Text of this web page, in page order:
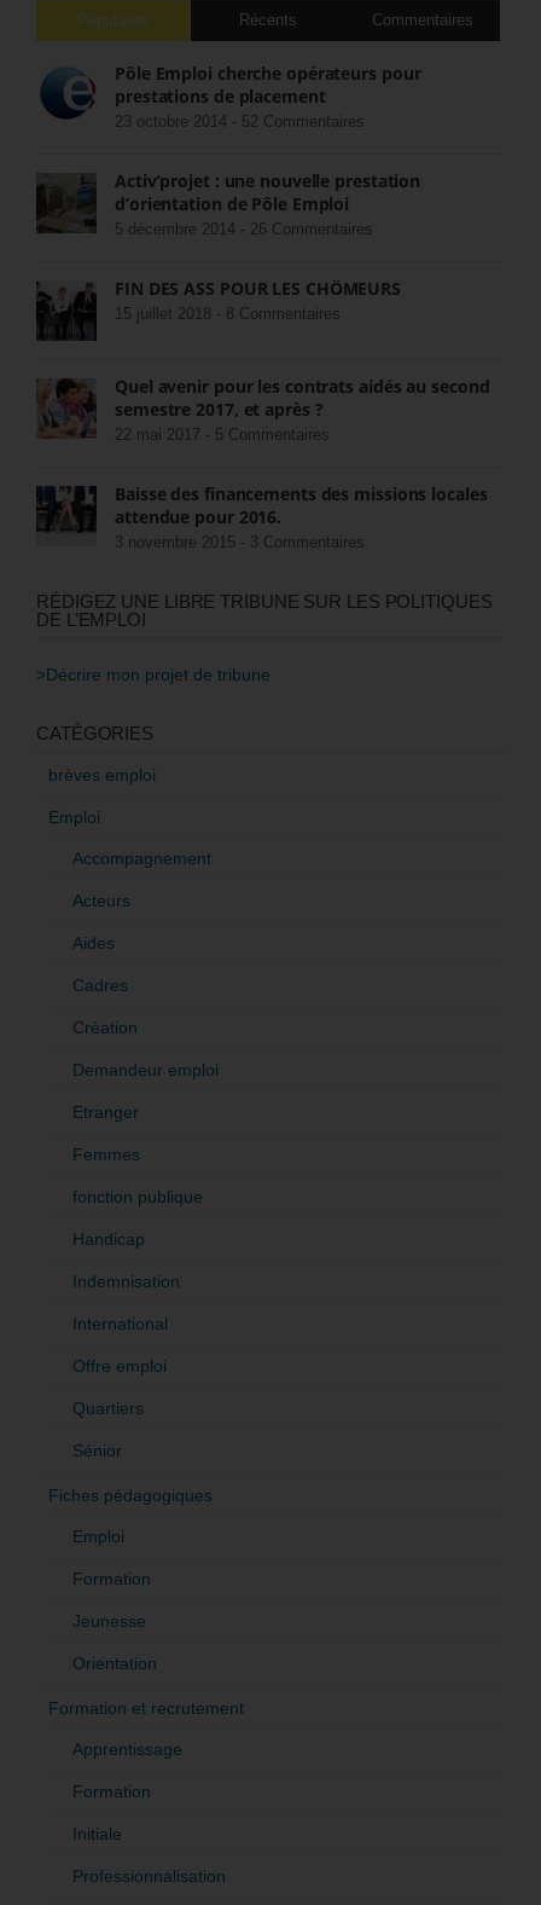
Populaires Récents Commentaires
Pôle Emploi cherche opérateurs pour
prestations de placement
23 octobre 2014 - 52 Commentaires
Activ’projet : une nouvelle prestation
d’orientation de Pôle Emploi
5 décembre 2014 - 26 Commentaires
FIN DES ASS POUR LES CHÔMEURS
15 juillet 2018 - 8 Commentaires
Quel avenir pour les contrats aidés au second
semestre 2017, et après ?
22 mai 2017 - 5 Commentaires
Baisse des financements des missions locales
attendue pour 2016.
3 novembre 2015 - 3 Commentaires
RÉDIGEZ UNE LIBRE TRIBUNE SUR LES POLITIQUES
DE L’EMPLOI
>Décrire mon projet de tribune
CATÉGORIES
brèves emploi
Emploi
Accompagnement
Acteurs
Aides
Cadres
Création
Demandeur emploi
Etranger
Femmes
fonction publique
Handicap
Indemnisation
International
Offre emploi
Quartiers
Sénior
Fiches pédagogiques
Emploi
Formation
Jeunesse
Orientation
Formation et recrutement
Apprentissage
Formation
Initiale
Professionnalisation